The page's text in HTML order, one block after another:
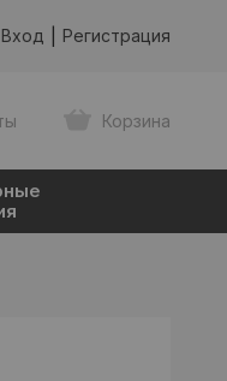
Вход Регистрация
Корзина